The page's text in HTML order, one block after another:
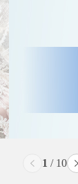
2 / 10